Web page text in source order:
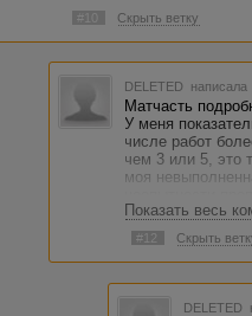
#10 Скрыть ветку
DELETED
Матчасть
У меня
числе работ
чем 3 или 5, это
моя
какой-то
адвего. Далее,
менялся и не
изучала, выводы
Показать весь
#12 Скрыть
DELETED